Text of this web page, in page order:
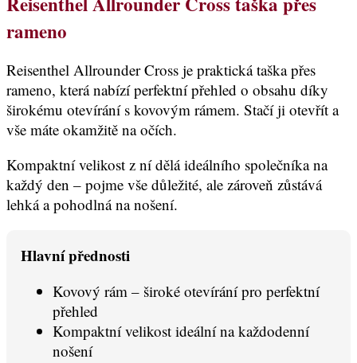
rameno
Reisenthel Allrounder Cross je praktická taška přes
rameno, která nabízí perfektní přehled o obsahu díky
širokému otevírání s kovovým rámem. Stačí ji otevřít a
vše máte okamžitě na očích.
Kompaktní velikost z ní dělá ideálního společníka na
každý den – pojme vše důležité, ale zároveň zůstává
lehká a pohodlná na nošení.
Hlavní přednosti
Kovový rám – široké otevírání pro perfektní
přehled
Kompaktní velikost ideální na každodenní
nošení